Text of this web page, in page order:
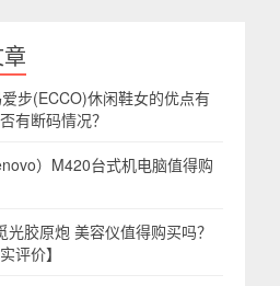
步(ECCO)休闲鞋女的优点有
有断码情况？
）M420台式机电脑值得购
光胶原炮 美容仪值得购买吗？
评价】